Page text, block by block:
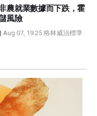
農就業數據而下跌，霍
風險
| Aug 07, 19:25 格林威治標準